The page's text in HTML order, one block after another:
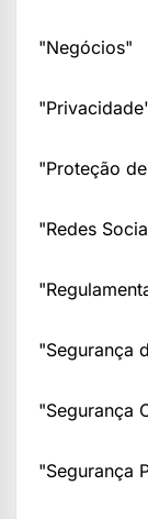
"Negócios"
"Proteção
"Redes
"Segurança
"Segurança
"Segurança